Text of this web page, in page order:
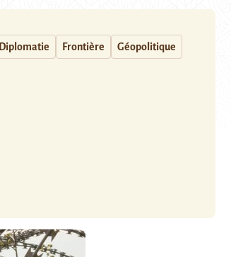
Diplomatie Frontière Géopolitique